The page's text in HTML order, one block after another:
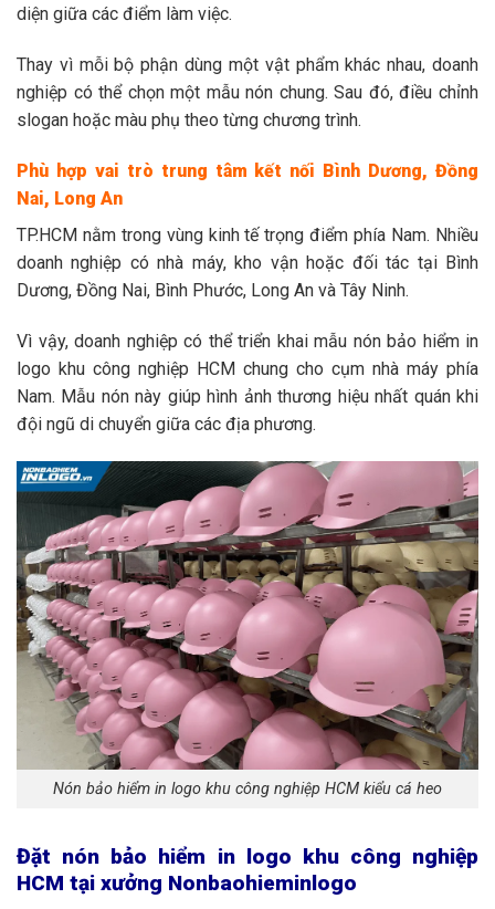
diện giữa các điểm làm việc.
Thay vì mỗi bộ phận dùng một vật phẩm khác nhau, doanh
nghiệp có thể chọn một mẫu nón chung. Sau đó, điều chỉnh
slogan hoặc màu phụ theo từng chương trình.
Phù hợp vai trò trung tâm kết nối Bình Dương, Đồng
Nai, Long An
TP.HCM nằm trong vùng kinh tế trọng điểm phía Nam. Nhiều
doanh nghiệp có nhà máy, kho vận hoặc đối tác tại Bình
Dương, Đồng Nai, Bình Phước, Long An và Tây Ninh.
Vì vậy, doanh nghiệp có thể triển khai mẫu nón bảo hiểm in
logo khu công nghiệp HCM chung cho cụm nhà máy phía
Nam. Mẫu nón này giúp hình ảnh thương hiệu nhất quán khi
đội ngũ di chuyển giữa các địa phương.
Nón bảo hiểm in logo khu công nghiệp HCM kiểu cá heo
Đặt nón bảo hiểm in logo khu công nghiệp
HCM tại xưởng Nonbaohieminlogo